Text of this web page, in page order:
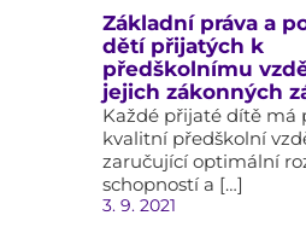
Základní práva a
dětí přijatých k
předškolnímu
jejich zákonných
Každé přijaté dítě má
kvalitní předškolní
zaručující optimální
schopností a […]
3. 9. 2021